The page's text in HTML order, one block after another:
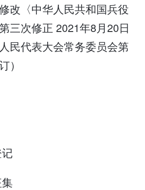
改〈中华人民共和国兵役
三次修正 2021年8月20日
民代表大会常务委员会第
）